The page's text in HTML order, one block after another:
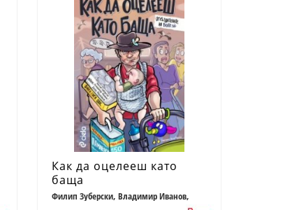
Как да оцелееш като
баща
Филип Зуберски, Владимир Иванов,